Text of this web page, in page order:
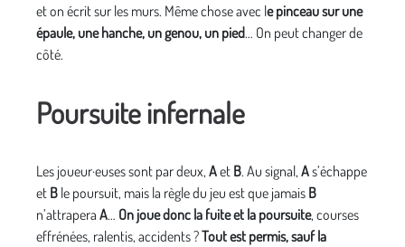
et on écrit sur les murs. Même chose avec le pinceau sur une
épaule, une hanche, un genou, un pied… On peut changer de
côté.
Poursuite infernale
Les joueur·euses sont par deux, Aet B. Au signal, As’échappe
et B le poursuit, mais la règle du jeu est que jamais B
n’attrapera A… On joue donc la fuite et la poursuite, courses
effrénées, ralentis, accidents ?Tout est permis, sauf la